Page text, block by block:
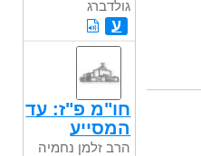
גולדברג
ע
חו"מ פ"ז: עד
המסייע
הרב זלמן נחמיה